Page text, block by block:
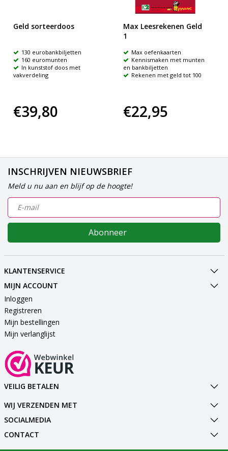
Geld sorteerdoos
130 eurobankbiljetten
160 euromunten
In kunststof doos met
vakverdeling
€39,80
Max Leesrekenen Geld
1
Max oefenkaarten
Kennismaken met munten
en bankbiljetten
Rekenen met geld tot 100
€22,95
INSCHRIJVEN NIEUWSBRIEF
Meld u nu aan en blijf op de hoogte!
Abonneer
KLANTENSERVICE
MIJN ACCOUNT
Inloggen
Registreren
Mijn bestellingen
Mijn verlanglijst
VEILIG BETALEN
WIJ VERZENDEN MET
SOCIALMEDIA
CONTACT